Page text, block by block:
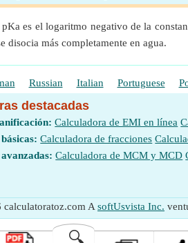
es el logaritmo negativo de la
disocia más completamente en agua.
Russian Italian Portuguese
destacadas
Calculadora de EMI en línea
Calculadora de fracciones
Calculadora de MCM y MCD
A softUsvista Inc.
🔍